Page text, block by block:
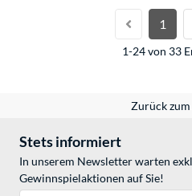
1
1-24 von 33
Zurück
Stets informiert
In unserem Newsletter warten
Gewinnspielaktionen auf Sie!